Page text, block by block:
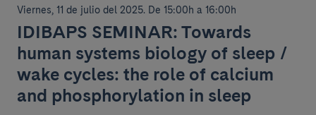
Viernes, 11 de julio del 2025. De 15:00h a 16:00h
IDIBAPS SEMINAR: Towards
human systems biology of sleep /
wake cycles: the role of calcium
and phosphorylation in sleep